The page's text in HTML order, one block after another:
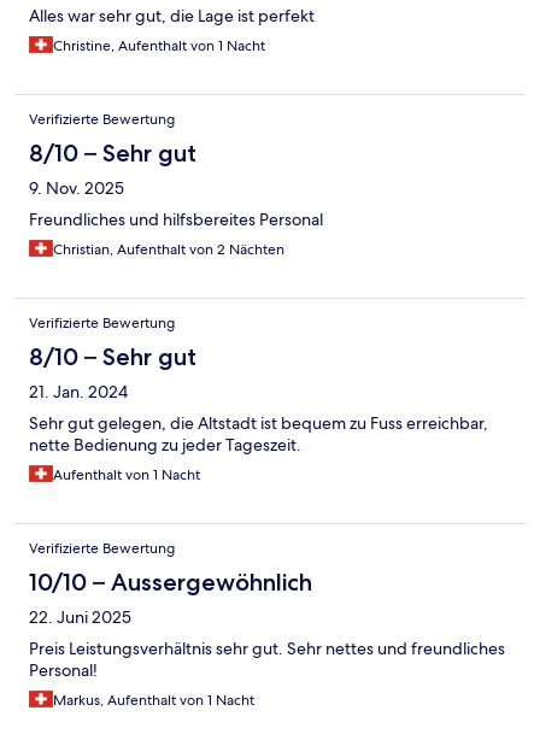
Alles war sehr gut, die Lage ist perfekt
Christine, Aufenthalt von 1 Nacht
Verifizierte Bewertung
8/10 – Sehr gut
9. Nov. 2025
Freundliches und hilfsbereites Personal
Christian, Aufenthalt von 2 Nächten
Verifizierte Bewertung
8/10 – Sehr gut
21. Jan. 2024
Sehr gut gelegen, die Altstadt ist bequem zu Fuss erreichbar,
nette Bedienung zu jeder Tageszeit.
Aufenthalt von 1 Nacht
Verifizierte Bewertung
10/10 – Aussergewöhnlich
22. Juni 2025
Preis Leistungsverhältnis sehr gut. Sehr nettes und freundliches
Personal!
Markus, Aufenthalt von 1 Nacht